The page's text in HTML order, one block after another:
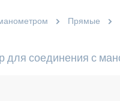
Прямые
для соединения с